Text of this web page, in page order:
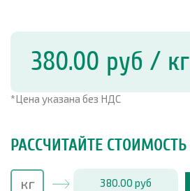
380.00 руб / кг
*Цена указана без НДС
РАССЧИТАЙТЕ СТОИМОСТЬ
380.00 руб